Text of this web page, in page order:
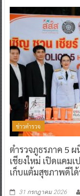
ข่าวตำรวจ
ตำรวจภูธรภาค 5 ผ
เชียงใหม่ เปิดแคม
เก็บแต้มสุขภาพดีไ
31 กรกฎาคม 2026